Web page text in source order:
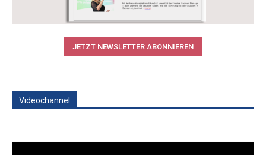
JETZT NEWSLETTER ABONNIEREN
Videochannel